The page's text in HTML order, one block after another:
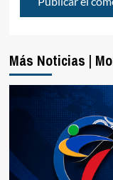
Más Noticias |